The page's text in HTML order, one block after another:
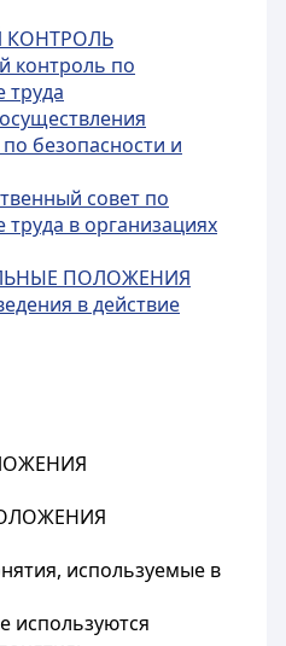
КОНТРОЛЬ
контроль по
труда
безопасности и
совет по
труда в организациях
ПОЛОЖЕНИЯ
в действие
используемые в
используются